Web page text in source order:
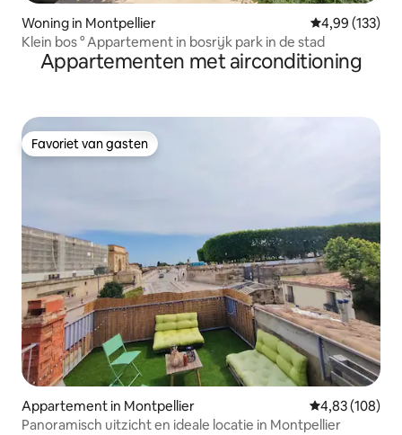
Woning in Montpellier Gemiddelde
4,99 (133)
Klein bos ° Appartement in bosrijk park in de stad
Appartementen met airconditioning
Favoriet van gasten
Favoriet van gasten
Appartement in Montpellier Gemiddelde
4,83 (108)
Panoramisch uitzicht en ideale locatie in Montpellier